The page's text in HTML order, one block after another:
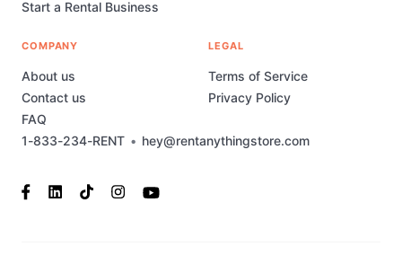
1-833-234-RENT • hey@rentanythingstore.com
Start a Rental Business
COMPANY
About us
Contact us
FAQ
LEGAL
Terms of Service
Privacy Policy